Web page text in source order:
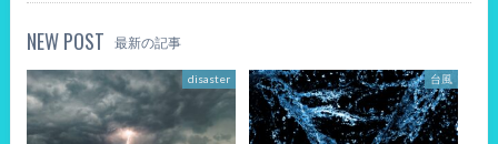
NEW POST 最新の記事
disaster 台風